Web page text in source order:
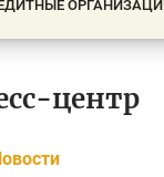
центр